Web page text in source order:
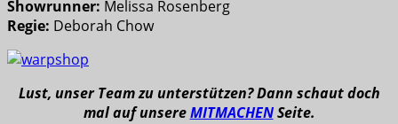
Showrunner: Melissa Rosenberg
Regie: Deborah Chow
Lust, unser Team zu unterstützen? Dann schaut doch
mal auf unsereMITMACHENSeite.